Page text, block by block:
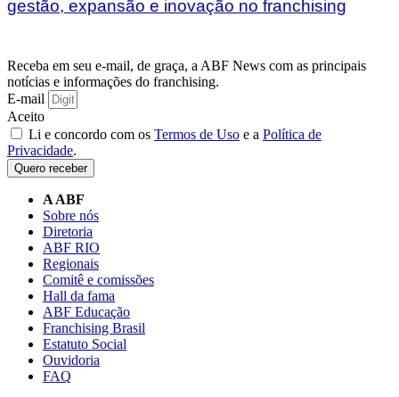
gestão, expansão e inovação no franchising
Receba em seu e-mail, de graça, a ABF News com as principais
notícias e informações do franchising.
E-mail
Aceito
Li e concordo com os Termos de Uso e a Política de
Privacidade.
Quero receber
A ABF
Sobre nós
Diretoria
ABF RIO
Regionais
Comitê e comissões
Hall da fama
ABF Educação
Franchising Brasil
Estatuto Social
Ouvidoria
FAQ